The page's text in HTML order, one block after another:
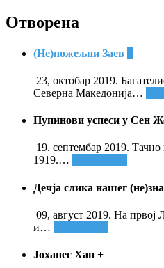
Отворена
(Не)пожељни Заев
23, октобар 2019.
Северна Македонија…
Пупинови успеси у Сен
19. септембар 2019.
1919.…
Дечја слика нашег
09, август 2019. На првој
и…
Јоханес Хан +